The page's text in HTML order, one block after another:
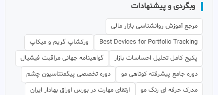
وبگردی و پیشنهادات
مرجع آموزش روانشناسی بازار مالی
Best Devices for Portfolio Tracking
ورکشاپ گریم و میکاپ
پکیج کامل تحلیل احساسات بازار
گواهینامه جهانی مراقبت فیشیال
دوره جامع پیشرفته کوتاهی مو
دوره تخصصی پیگمنتاسیون چشم
مدرک حرفه ای رنگ مو
ارتقای مهارت در بورس اوراق بهادار ایران